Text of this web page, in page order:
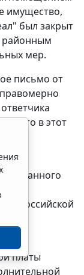
имущество,
был закрыт
районным
мер.
письмо от
что в этот
не
указанного
Российской
платы